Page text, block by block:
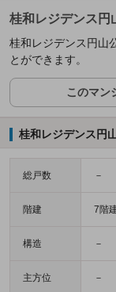
桂和レジデンス円
桂和レジデンス円山
とができます。
このマン
桂和レジデンス円
総戸数 －
階建 7階
構造 －
主方位 －